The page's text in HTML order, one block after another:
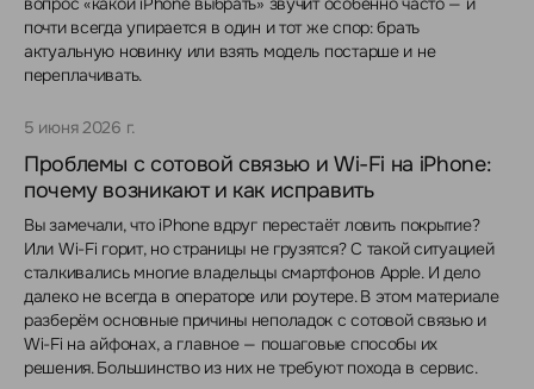
почти всегда упирается в один и тот же спор: брать
актуальную новинку или взять модель постарше и не
переплачивать.
5 июня 2026 г.
Проблемы с сотовой связью и Wi-Fi на iPhone:
почему возникают и как исправить
Вы замечали, что iPhone вдруг перестаёт ловить покрытие?
Или Wi-Fi горит, но страницы не грузятся? С такой ситуацией
сталкивались многие владельцы смартфонов Apple. И дело
далеко не всегда в операторе или роутере. В этом материале
разберём основные причины неполадок с сотовой связью и
Wi-Fi на айфонах, а главное — пошаговые способы их
решения. Большинство из них не требуют похода в сервис.